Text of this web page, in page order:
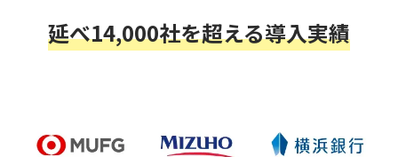
延べ14,000社を超える導入実績